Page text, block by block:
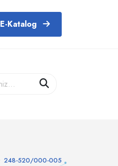
E-Katalog
248-520/000-005